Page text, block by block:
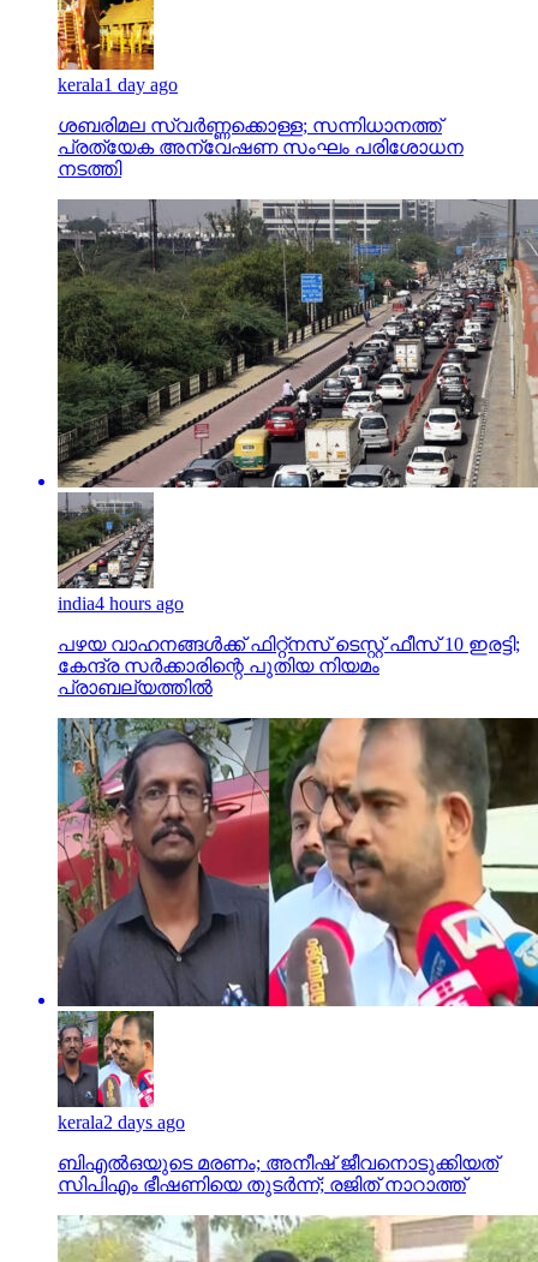
kerala1 day ago
ശബരിമല സ്വര്‍ണ്ണക്കൊള്ള; സന്നിധാനത്ത്
പ്രത്യേക അന്വേഷണ സംഘം പരിശോധന
നടത്തി
india4 hours ago
പഴയ വാഹനങ്ങള്‍ക്ക് ഫിറ്റ്‌നസ് ടെസ്റ്റ് ഫീസ് 10 ഇരട്ടി;
കേന്ദ്ര സര്‍ക്കാരിന്റെ പുതിയ നിയമം
പ്രാബല്യത്തില്‍
kerala2 days ago
ബിഎല്‍ഒയുടെ മരണം; അനീഷ് ജീവനൊടുക്കിയത്
സിപിഎം ഭീഷണിയെ തുടര്‍ന്ന്; രജിത് നാറാത്ത്